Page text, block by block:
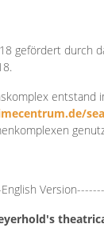
gefördert durch
entstand